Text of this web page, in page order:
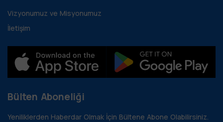
Vizyonumuz ve Misyonumuz
İletişim
Bülten Aboneliği
Yeniliklerden Haberdar Olmak İçin Bültene Abone Olabilirsiniz.